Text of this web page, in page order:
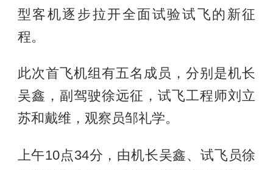
型客机逐步拉开全面试验试飞的新征
程。
此次首飞机组有五名成员，分别是机长
吴鑫，副驾驶徐远征，试飞工程师刘立
苏和戴维，观察员邹礼学。
上午10点34分，由机长吴鑫、试飞员徐